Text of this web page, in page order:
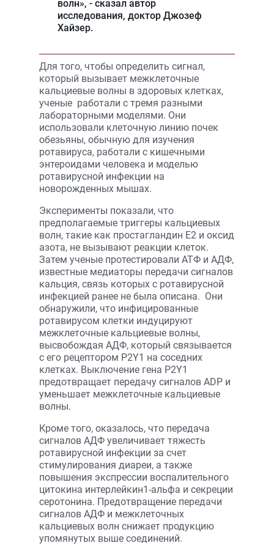
волн», - сказал автор
исследования, доктор Джозеф
Хайзер.
Для того, чтобы определить сигнал,
который вызывает межклеточные
кальциевые волны в здоровых клетках,
ученые работали с тремя разными
лабораторными моделями. Они
использовали клеточную линию почек
обезьяны, обычную для изучения
ротавируса, работали с кишечными
энтероидами человека и моделью
ротавирусной инфекции на
новорожденных мышах.
Эксперименты показали, что
предполагаемые триггеры кальциевых
волн, такие как простагландин E2 и оксид
азота, не вызывают реакции клеток.
Затем ученые протестировали АТФ и АДФ,
известные медиаторы передачи сигналов
кальция, связь которых с ротавирусной
инфекцией ранее не была описана. Они
обнаружили, что инфицированные
ротавирусом клетки индуцируют
межклеточные кальциевые волны,
высвобождая АДФ, который связывается
с его рецептором P2Y1 на соседних
клетках. Выключение гена P2Y1
предотвращает передачу сигналов ADP и
уменьшает межклеточные кальциевые
волны.
Кроме того, оказалось, что передача
сигналов АДФ увеличивает тяжесть
ротавирусной инфекции за счет
стимулирования диареи, а также
повышения экспрессии воспалительного
цитокина интерлейкин1-альфа и секреции
серотонина. Предотвращение передачи
сигналов АДФ и межклеточных
кальциевых волн снижает продукцию
упомянутых выше соединений.